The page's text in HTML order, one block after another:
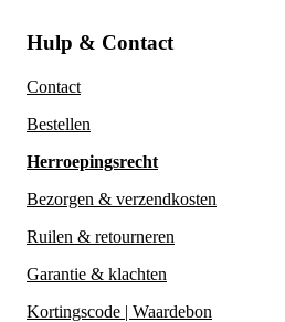
Hulp & Contact
Contact
Bestellen
Herroepingsrecht
Bezorgen & verzendkosten
Ruilen & retourneren
Garantie & klachten
Kortingscode | Waardebon